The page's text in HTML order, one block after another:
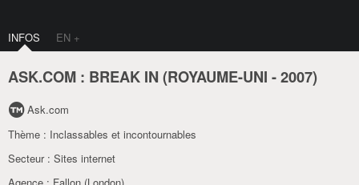
INFOS EN +
ASK.COM : BREAK IN (ROYAUME-UNI -2007)
Ask.com
Thème : Inclassables et incontournables
Secteur : Sites internet